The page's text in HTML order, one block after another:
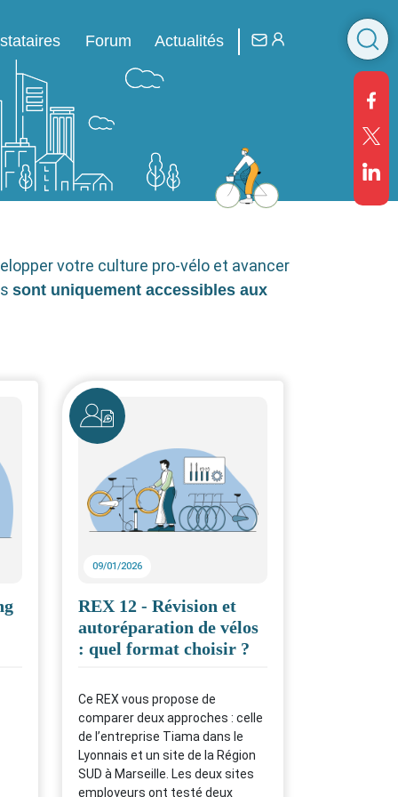
Forum Actualités
votre culture pro-vélo et avancer
sont uniquement accessibles aux
Icône
09/01/2026
REX 12 - Révision et
autoréparation de vélos
: quel format choisir ?
Ce REX vous propose de
comparer deux approches : celle
de l’entreprise Tiama dans le
Lyonnais et un site de la Région
SUD à Marseille. Les deux sites
employeurs ont testé deux